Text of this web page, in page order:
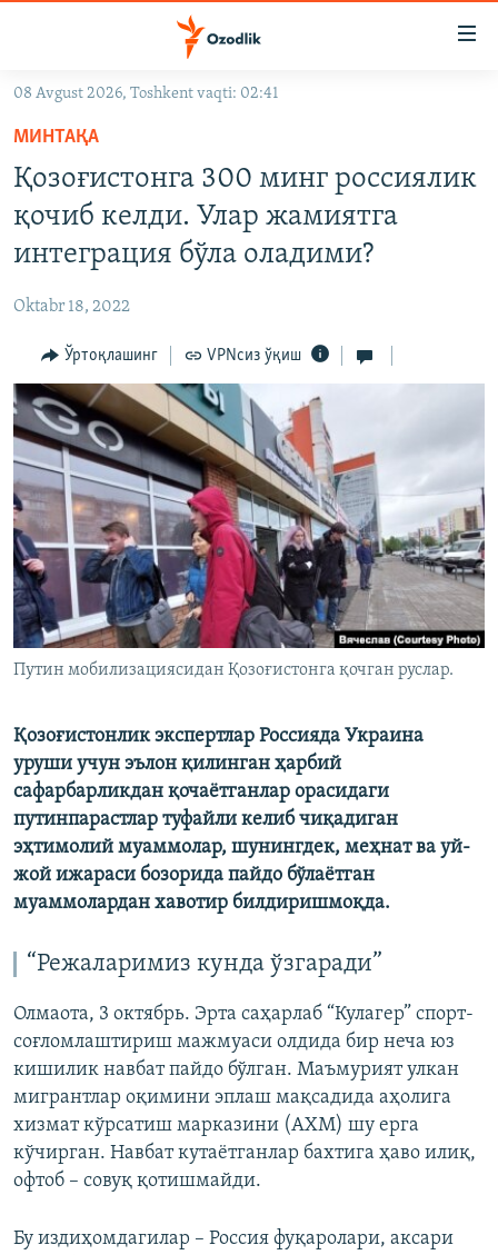
Асосий
навигацияга
ўтинг
Қидиришга
ўтинг
OZODARXIV
На русском
ИЖТИМОИЙ ТАРМОҚЛАР
Озодлик бошқа тилларда
08 Avgust 2026, Toshkent vaqti: 02:41
МИНТАҚА
Қозоғистонга 300 минг россиялик
қочиб келди. Улар жамиятга
интеграция бўла оладими?
Oktabr 18, 2022
Ўртоқлашинг VPNсиз ўқиш
Путин мобилизациясидан Қозоғистонга қочган руслар.
Қозоғистонлик экспертлар Россияда Украина
уруши учун эълон қилинган ҳарбий
сафарбарликдан қочаётганлар орасидаги
путинпарастлар туфайли келиб чиқадиган
эҳтимолий муаммолар, шунингдек, меҳнат ва уй-
жой ижараси бозорида пайдо бўлаётган
муаммолардан хавотир билдиришмоқда.
“Режаларимиз кунда ўзгаради”
Олмаота, 3 октябрь. Эрта саҳарлаб “Кулагер” спорт-
соғломлаштириш мажмуаси олдида бир неча юз
кишилик навбат пайдо бўлган. Маъмурият улкан
мигрантлар оқимини эплаш мақсадида аҳолига
хизмат кўрсатиш марказини (АХМ) шу ерга
кўчирган. Навбат кутаётганлар бахтига ҳаво илиқ,
офтоб – совуқ қотишмайди.
Бу издиҳомдагилар – Россия фуқаролари, аксари